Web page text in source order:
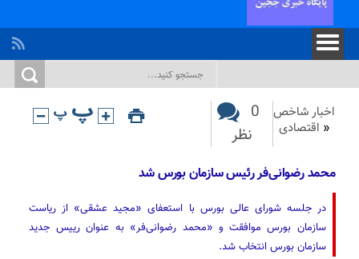
اخبار شاخص
« اقتصادی
0
نظر
محمد رضوانی‌فر رئیس سازمان بورس شد
در جلسه شورای عالی بورس با استعفای «مجید عشقی» از ریاست
سازمان بورس موافقت و «محمد رضوانی‌فر» به عنوان رییس جدید
سازمان بورس انتخاب شد.